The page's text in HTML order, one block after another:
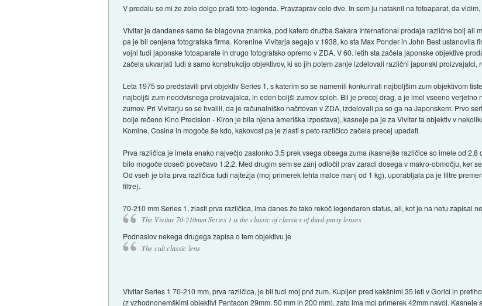
V predalu se mi že zelo dolgo praši foto-legenda. Pravzaprav celo dve. In sem ju nataknil na fotoaparat, da
Vivitar je dandanes samo še blagovna znamka, pod katero družba Sakara International prodaja različne bolj ali
pa je bil cenjena fotografska firma. Korenine Vivitarja segajo v 1938, ko sta Max Ponder in John Best ustanovila
vojni tudi japonske fotoaparate in drugo fotografsko opremo v ZDA. V 60. letih sta začela japonske objektive
začela ukvarjati tudi s samo konstrukcijo objektivov, ki so jih potem zanje izdelovali različni japonski proizvajalci,
Leta 1975 so predstavili prvi objektiv Series 1, s katerim so se namenili konkurirati najboljšim zum objektivom
najboljši zum neodvisnega proizvajalca, in eden boljši zumov sploh. Bil je precej drag, a je imel vseeno verjetno
zumov. Pri Vivitarju so se hvalili, da je računalniško načrtovan v ZDA, izdelovali pa so ga na Japonskem. Prvo
bolje rečeno Kino Precision - Kiron je bila njena ameriška izpostava), kasneje pa je za Vivitar ta objektiv v
Komine, Cosina in mogoče še kdo, kakovost pa je zlasti s peto različico začela precej upadati.
Prva različica je imela enako največjo zaslonko 3,5 prek vsega obsega zuma (kasnejše različice so imele od
bilo mogoče doseči povečavo 1:2,2. Med drugim sem se zanj odločil prav zaradi dosega v makro-območju, ker
Od vseh je bila prva različica tudi najtežja (moj primerek tehta malce manj od 1 kg), uporabljala pa je filtre
filtre).
70-210 mm Series 1, zlasti prva različica, ima danes že tako rekoč legendaren status, ali, kot je na netu zapisal
The Vivitar 70-210mm Series 1 is the classic of classics of third-party lenses
Podnaslov nekega drugega zapisa o tem objektivu je
The cult classic lens
Vivitar Series 1 70-210 mm, prva različica, je bil tudi moj prvi zum. Kupljen pred kakšnimi 35 leti v Gorici in
(z vzhodnonemškimi objektivi Pentacon 29mm, 50 mm in 200 mm), zato ima moj primerek 42mm navoj.